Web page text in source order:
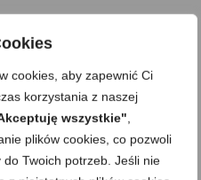
cookies, aby zapewnić Ci
korzystania z naszej
wszystkie",
plików cookies, co pozwoli
Twoich potrzeb. Jeśli nie
- co masz,